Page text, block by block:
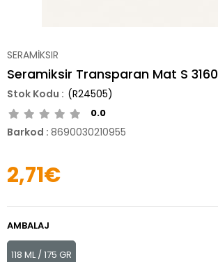
SERAMİKSIR
Seramiksir Transparan Mat S 3160
(R24505)
0.0
Barkod : 8690030210955
2,71€
AMBALAJ
118 ML / 175 GR